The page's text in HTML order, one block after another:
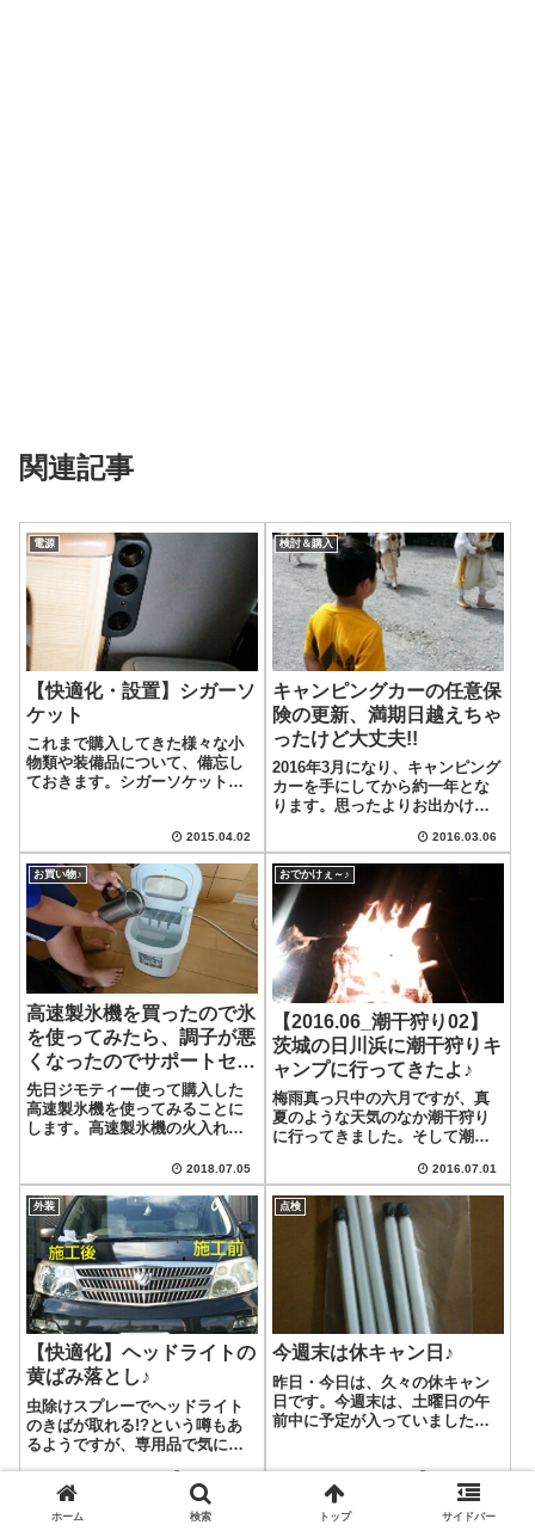
関連記事
電源
【快適化・設置】シガーソ
ケット
これまで購入してきた様々な小
物類や装備品について、備忘し
ておきます。シガーソケット下
ブバッテリーから電源が供給さ
れているとのこと。現在は、何
も接続していません。スマホの
充電とかに使う...
2015.04.02
検討＆購入
キャンピングカーの任意保
険の更新、満期日越えちゃ
ったけど大丈夫!!
2016年3月になり、キャンピング
カーを手にしてから約一年とな
ります。思ったよりお出かけが
色々な快適化も出来たので充実
した一年だったと思います。キ
ャンピングカーでも可能な任意
保険昨年キャンピングカーの購
入に合わせ...
2016.03.06
お買い物♪
高速製氷機を買ったので氷
を使ってみたら、調子が悪
くなったのでサポートセン
ターへ
先日ジモティー使って購入した
高速製氷機を使ってみることに
します。高速製氷機の火入れ
らないくらいシンプルです。ま
ず、電源を繋いで内部に氷の元
(水)を入れます。氷を受け止める
トレイを戻します。蓋を閉め
て、製氷ボタンを...
2018.07.05
おでかけぇ～♪
【2016.06_潮干狩り02】
茨城の日川浜に潮干狩りキ
ャンプに行ってきたよ♪
梅雨真っ只中の六月ですが、真
夏のような天気のなか潮干狩り
に行ってきました。そして潮干
プ場でキャンプも楽しんじゃい
ました♪ってことで、後半はキャ
ンプ場にチェックインするとこ
からです…。(前半の潮干狩りの
様子はこちら...
2016.07.01
外装
【快適化】ヘッドライトの
黄ばみ落とし♪
虫除けスプレーでヘッドライト
のきばが取れる!?という噂もあ
るようですが、専用品で気にな
いと思います♪なせなら、平成16
年式の車を母が使っており、こ
いつのヘッドライトが黄ばんで
2015.12.14
点検
今週末は休キャン日♪
昨日・今日は、久々の休キャン
日です。今週末は、土曜日の午
前中に予定が入っていました。
れます。なので、今週末はどこ
も行けないだろうと言うこと
で、土曜日の午後からはアミテ
2015.06.07
内装ホーム 検索 トップ サイドバー